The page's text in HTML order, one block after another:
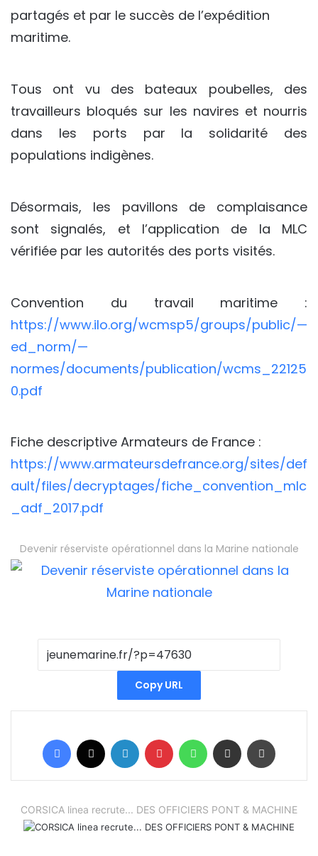
partagés et par le succès de l’expédition
maritime.
Tous ont vu des bateaux poubelles, des
travailleurs bloqués sur les navires et nourris
dans les ports par la solidarité des
populations indigènes.
Désormais, les pavillons de complaisance
sont signalés, et l’application de la MLC
vérifiée par les autorités des ports visités.
Convention du travail maritime :
https://www.ilo.org/wcmsp5/groups/public/—
ed_norm/—
normes/documents/publication/wcms_22125
0.pdf
Fiche descriptive Armateurs de France :
https://www.armateursdefrance.org/sites/def
ault/files/decryptages/fiche_convention_mlc
_adf_2017.pdf
Devenir réserviste opérationnel dans la Marine nationale
Copy URL
Facebook Linkedin Pinterest WhatsAppPartager par email
CORSICA linea recrute... DES OFFICIERS PONT & MACHINE